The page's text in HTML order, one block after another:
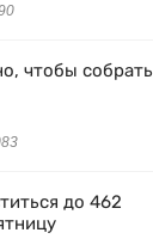
чтобы собрать
до 462